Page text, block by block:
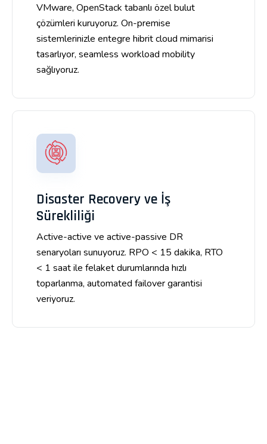
VMware, OpenStack tabanlı özel bulut
çözümleri kuruyoruz. On-premise
sistemlerinizle entegre hibrit cloud mimarisi
tasarlıyor, seamless workload mobility
sağlıyoruz.
Disaster Recovery ve İş
Sürekliliği
Active-active ve active-passive DR
senaryoları sunuyoruz. RPO < 15 dakika, RTO
< 1 saat ile felaket durumlarında hızlı
toparlanma, automated failover garantisi
veriyoruz.